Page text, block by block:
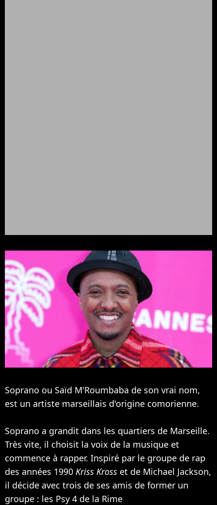
Soprano ou Saïd M'Roumbaba de son vrai nom,
est un artiste marseillais d'origine comorienne.
Soprano a grandit dans les quartiers de Marseille.
Très vite, il choisit la voix de la musique et
commence à rapper. Inspiré par le groupe de rap
des années 1990 Kriss Kross et de Michael Jackson,
il décide avec trois de ses amis de former un
groupe : les Psy 4 de la Rime